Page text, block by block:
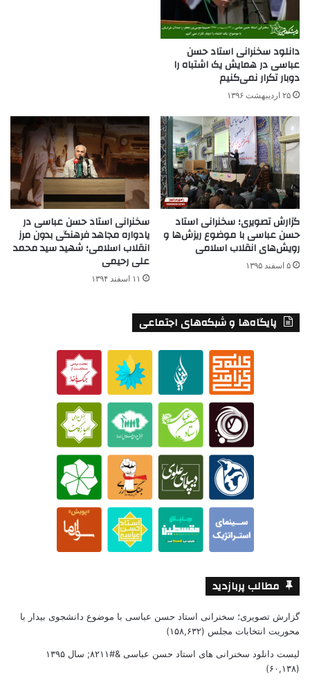
دانلود سخنرانی استاد حسن
عباسی در همایش یک اشتباه را
دوبار تکرار نمی‌کنیم
۲۵ اردیبهشت ۱۳۹۶
گزارش تصویری؛ سخنرانی استاد
حسن عباسی با موضوع ریزش‌ها و
رویش‌های انقلاب اسلامی
۵ اسفند ۱۳۹۵
سخنرانی استاد حسن عباسی در
یادواره مجاهد فرهنگی بدون مرز
انقلاب اسلامی؛ شهید سید محمد
علی رحیمی
۱۱ اسفند ۱۳۹۴
پایگاه‌ها و شبکه‌های اجتماعی
مطالب پربازدید
گزارش تصویری؛ سخنرانی استاد حسن عباسی با موضوع دانشجوی بیدار با
محوریت انتخابات مجلس (۱۵۸,۶۳۲)
لیست دانلود سخنرانی های استاد حسن عباسی &#۸۲۱۱; سال ۱۳۹۵
(۶۰,۱۳۸)